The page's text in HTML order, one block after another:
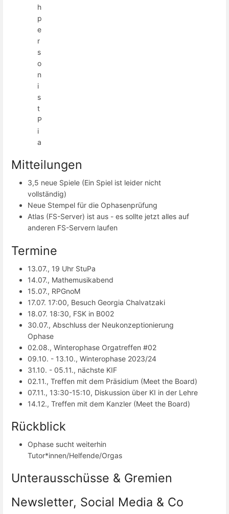
h
p
e
r
s
o
n
i
s
t
P
i
a
Mitteilungen
3,5 neue Spiele (Ein Spiel ist leider nicht
vollständig)
Neue Stempel für die Ophasenprüfung
Atlas (FS-Server) ist aus - es sollte jetzt alles auf
anderen FS-Servern laufen
Termine
13.07., 19 Uhr StuPa
14.07., Mathemusikabend
15.07., RPGnoM
17.07. 17:00, Besuch Georgia Chalvatzaki
18.07. 18:30, FSK in B002
30.07., Abschluss der Neukonzeptionierung
Ophase
02.08., Winterophase Orgatreffen #02
09.10. - 13.10., Winterophase 2023/24
31.10. - 05.11., nächste KIF
02.11., Treffen mit dem Präsidium (Meet the Board)
07.11., 13:30-15:10, Diskussion über KI in der Lehre
14.12., Treffen mit dem Kanzler (Meet the Board)
Rückblick
Ophase sucht weiterhin
Tutor*innen/Helfende/Orgas
Unterausschüsse & Gremien
Newsletter, Social Media & Co